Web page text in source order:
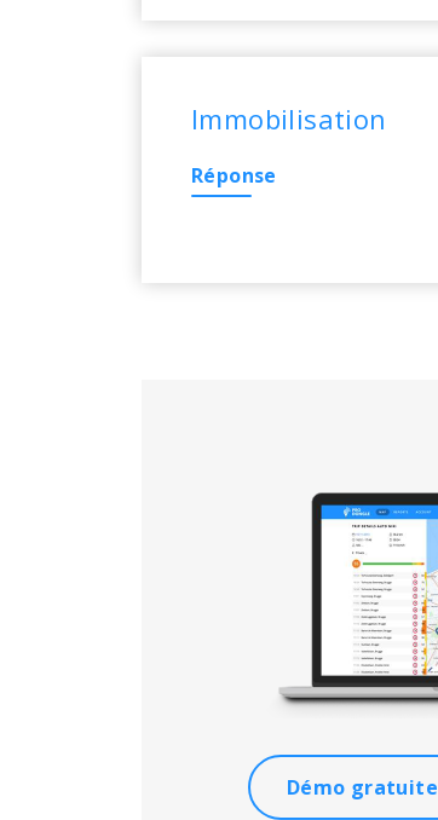
Immobilisation
Réponse
Démo gratuite